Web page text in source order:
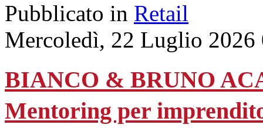
Pubblicato in Retail
Mercoledì, 22 Luglio 2026
BIANCO & BRUNO
Mentoring per